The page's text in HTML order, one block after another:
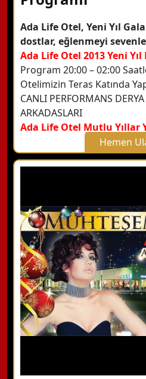
Ada Life Otel, Yeni Yıl
dostlar, eğlenmeyi
Ada Life Otel 2013 Yeni
Program 20:00 – 02:00
Otelimizin Teras Katında
CANLI PERFORMANS
ARKADASLARI
Ada Life Otel Mutlu Yıllar
Hemen
X
Hemen Arayın
Detaylı Bilgi Alın